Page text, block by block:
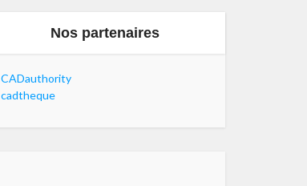
Nos partenaires
CADauthority
cadtheque